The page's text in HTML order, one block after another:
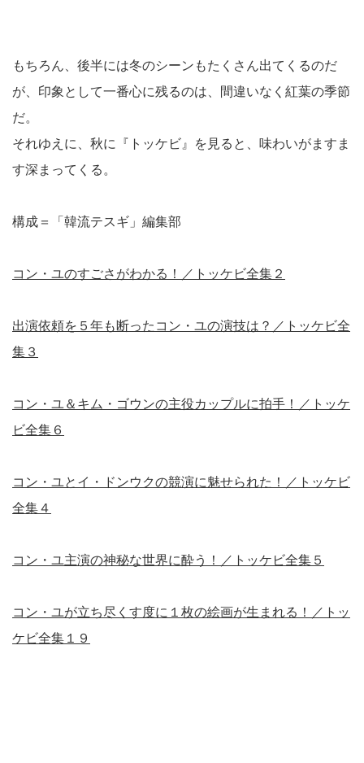
もちろん、後半には冬のシーンもたくさん出てくるのだ
が、印象として一番心に残るのは、間違いなく紅葉の季節
だ。
それゆえに、秋に『トッケビ』を見ると、味わいがますま
す深まってくる。
構成＝「韓流テスギ」編集部
コン・ユのすごさがわかる！／トッケビ全集２
出演依頼を５年も断ったコン・ユの演技は？／トッケビ全
集３
コン・ユ＆キム・ゴウンの主役カップルに拍手！／トッケ
ビ全集６
コン・ユとイ・ドンウクの競演に魅せられた！／トッケビ
全集４
コン・ユ主演の神秘な世界に酔う！／トッケビ全集５
コン・ユが立ち尽くす度に１枚の絵画が生まれる！／トッ
ケビ全集１９